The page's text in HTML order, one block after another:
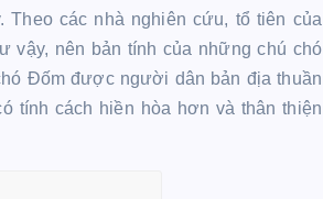
các nhà nghiên cứu, tổ tiên của
vậy, nên bản tính của những chú chó
Đốm được người dân bản địa thuần
tính cách hiền hòa hơn và thân thiện